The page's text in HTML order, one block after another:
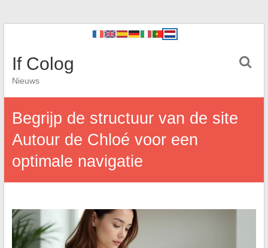
If Colog
Nieuws
Begrijp de structuur van de site
Autour de Chloé voor een
optimale navigatie